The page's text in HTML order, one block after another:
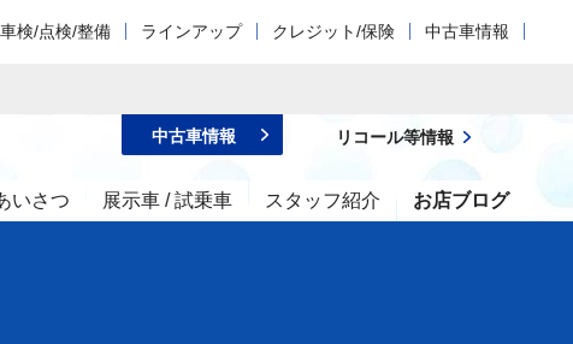
車検/点検/整備 ラインアップ クレジット/保険 中古車情報
いさつ 展示車 / 試乗車 スタッフ紹介 お店ブログ
中古車情報 リコール等情報